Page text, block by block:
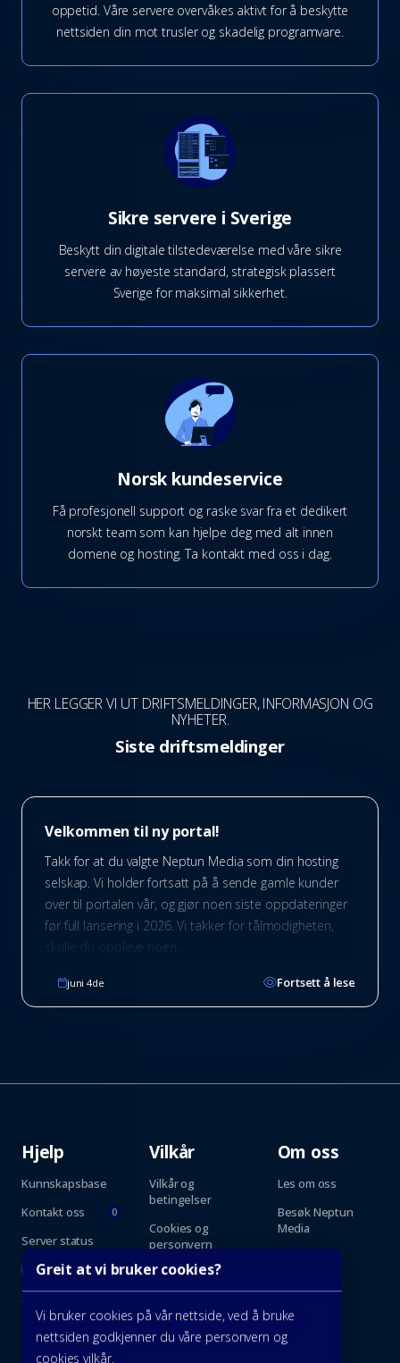
oppetid. Våre servere overvåkes aktivt for å beskytte
nettsiden din mot trusler og skadelig programvare.
Sikre servere i Sverige
Beskytt din digitale tilstedeværelse med våre sikre
servere av høyeste standard, strategisk plassert
Sverige for maksimal sikkerhet.
Norsk kundeservice
Få profesjonell support og raske svar fra et dedikert
norskt team som kan hjelpe deg med alt innen
domene og hosting. Ta kontakt med oss i dag.
HER LEGGER VI UT DRIFTSMELDINGER, INFORMASJON OG
NYHETER.
Siste driftsmeldinger
Velkommen til ny portal!
Takk for at du valgte Neptun Media som din hosting
selskap. Vi holder fortsatt på å sende gamle kunder
over til portalen vår, og gjør noen siste oppdateringer
før full lansering i 2026. Vi takker for tålmodigheten,
skulle du oppleve noen...
juni 4de Fortsett å lese
Hjelp
Kunnskapsbase
Kontakt oss
0
Server status
Nettverk status
Siste nytt
Vilkår
Vilkår og
betingelser
Cookies og
personvern
Om oss
Les om oss
Besøk Neptun
Media
Greit at vi bruker cookies?
Vi bruker cookies på vår nettside, ved å bruke
nettsiden godkjenner du våre personvern og
cookies vilkår.